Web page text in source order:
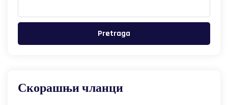
Pretraga
Скорашњи чланци